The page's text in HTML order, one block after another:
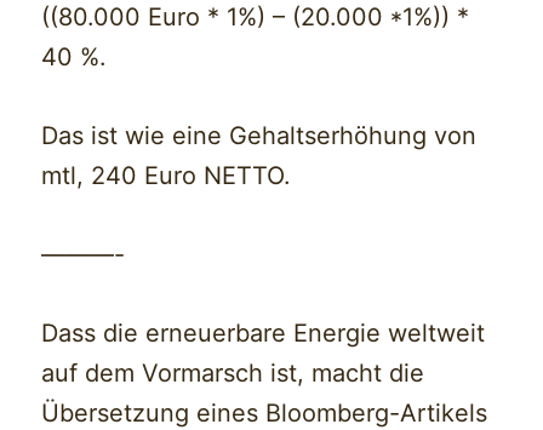
((80.000 Euro * 1%) – (20.000 *1%)) *
40 %.
Das ist wie eine Gehaltserhöhung von
mtl, 240 Euro NETTO.
———-
Dass die erneuerbare Energie weltweit
auf dem Vormarsch ist, macht die
Übersetzung eines Bloomberg-Artikels